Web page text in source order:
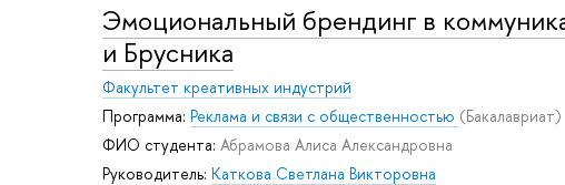
Эмоциональный брендинг в
и Брусника
Факультет креативных индустрий
Программа: Реклама и связи с общественностью (Бакалавриат)
ФИО студента: Абрамова Алиса Александровна
Руководитель: Каткова Светлана Викторовна